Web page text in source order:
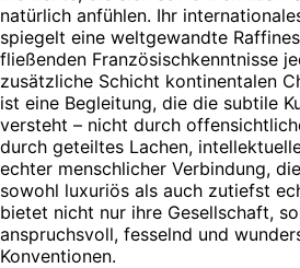
natürlich anfühlen. Ihr
spiegelt eine weltgewandte
fließenden Französischkenntnisse
zusätzliche Schicht kontinentalen
ist eine Begleitung, die die subtile
versteht – nicht durch
durch geteiltes Lachen,
echter menschlicher Verbindung,
sowohl luxuriös als auch zutiefst
bietet nicht nur ihre Gesellschaft,
anspruchsvoll, fesselnd und
Konventionen.